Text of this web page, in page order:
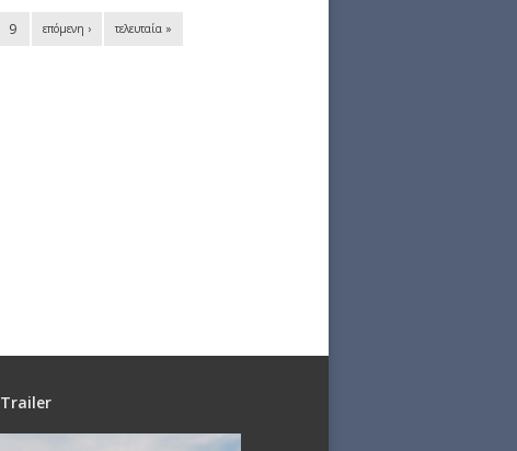
9 επόμενη › τελευταία »
Trailer